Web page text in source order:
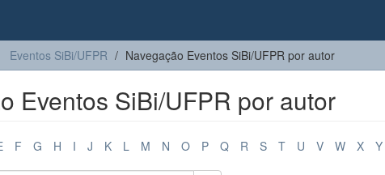
Eventos SiBi/UFPR Navegação Eventos SiBi/UFPR por autor
Eventos SiBi/UFPR por autor
F G H I J K L M N O P Q R S T U V W X Y